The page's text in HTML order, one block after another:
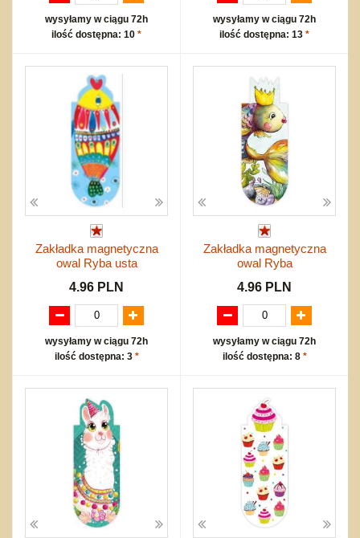
wysyłamy w ciągu 72h
ilość dostępna: 10 *
wysyłamy w ciągu 72h
ilość dostępna: 13 *
Zakładka magnetyczna
owal Ryba usta
4.96 PLN
wysyłamy w ciągu 72h
ilość dostępna: 3 *
Zakładka magnetyczna
owal Ryba
4.96 PLN
wysyłamy w ciągu 72h
ilość dostępna: 8 *